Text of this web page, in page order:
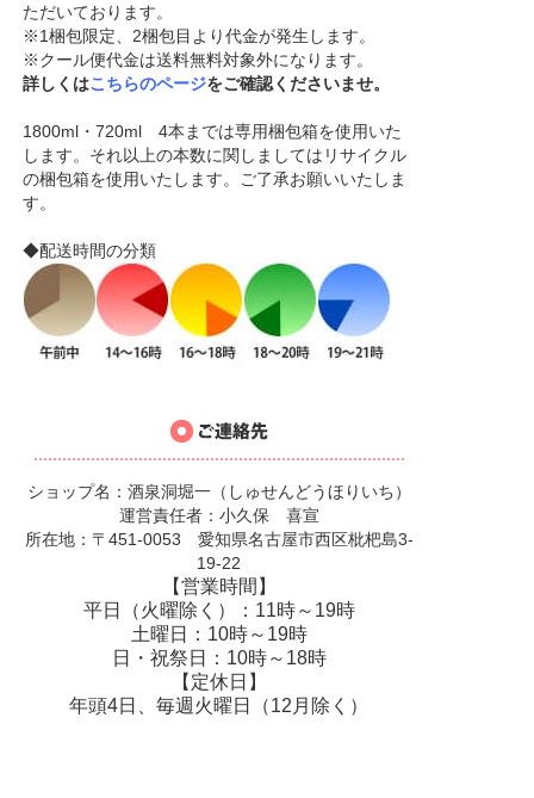
ただいております。
※1梱包限定、2梱包目より代金が発生します。
※クール便代金は送料無料対象外になります。
詳しくはこちらのページをご確認くださいませ。
1800ml・720ml 4本までは専用梱包箱を使用いた
します。それ以上の本数に関しましてはリサイクル
の梱包箱を使用いたします。ご了承お願いいたしま
す。
◆配送時間の分類
ショップ名：酒泉洞堀一（しゅせんどうほりいち）
運営責任者：小久保 喜宣
所在地：〒451-0053 愛知県名古屋市西区枇杷島3-
19-22
【営業時間】
平日（火曜除く）：11時～19時
土曜日：10時～19時
日・祝祭日：10時～18時
【定休日】
年頭4日、毎週火曜日（12月除く）